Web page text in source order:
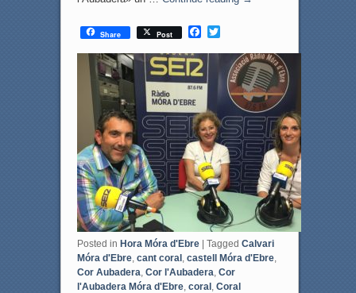
Share Post
F
c
e
b
o
o
k
T
i
e
Posted in Hora Móra d'Ebre | Tagged Calvari
Móra d'Ebre, cant coral, castell Móra d'Ebre,
Cor Aubadera Cor l'Aubadera Cor
l'Aubadera Móra d'Ebre, coral, Coral